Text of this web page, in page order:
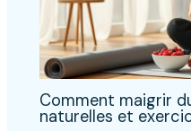
Comment maigrir
naturelles et